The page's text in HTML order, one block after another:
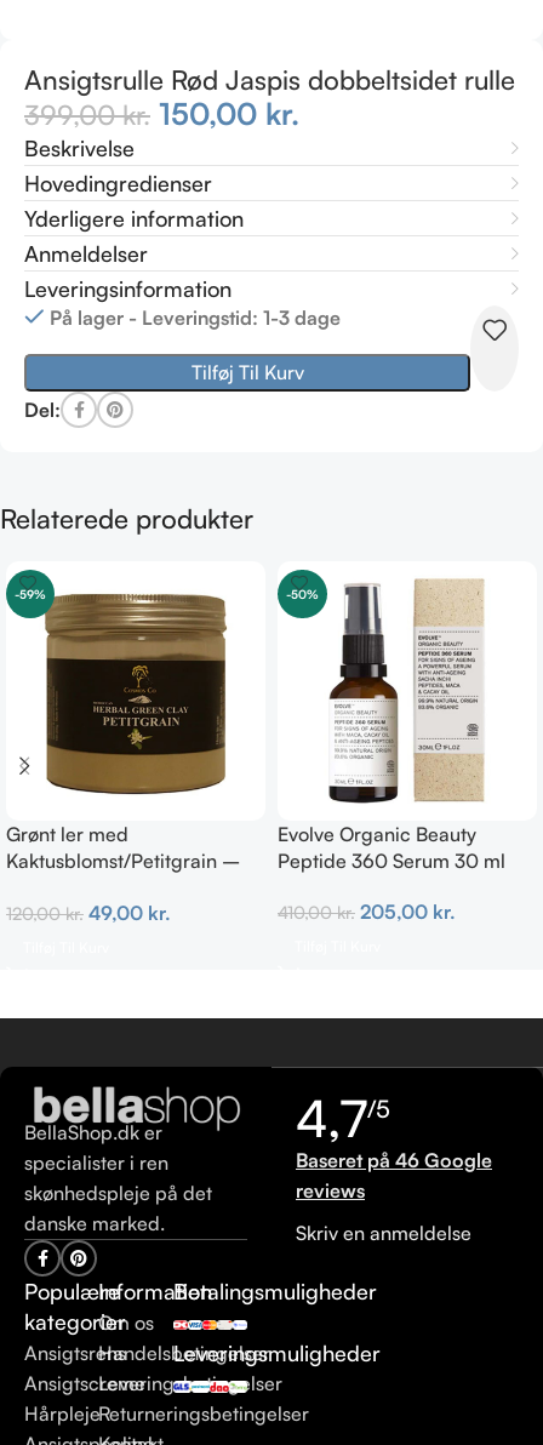
Ansigtsrulle Rød Jaspis dobbeltsidet rulle
399,00kr. 150,00 kr.
Beskrivelse
Hovedingredienser
Yderligere information
Anmeldelser
Leveringsinformation
På lager - Leveringstid: 1-3 dage
Tilføj Til Kurv
Del:
Relaterede produkter
-59%
Grønt ler med
Kaktusblomst/Petitgrain –
120,00kr. 49,00 kr.
-50%
Evolve Organic Beauty
Peptide 360 Serum 30 ml
410,00kr. 205,00 kr.
BellaShop.dk er
specialister i ren
skønhedspleje på det
danske marked.
Populære
kategorier
Ansigtsrens
Ansigtscreme
Hårpleje
Information
Om os
Handelsbetingelser
Leveringsbetingelser
Returneringsbetingelser
Betalingsmuligheder
Leveringsmuligheder
4,7/5
Baseret på 46 Google
reviews
Skriv en anmeldelse